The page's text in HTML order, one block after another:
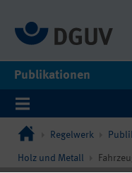
Publikationen
Regelwerk
Holz und Metall